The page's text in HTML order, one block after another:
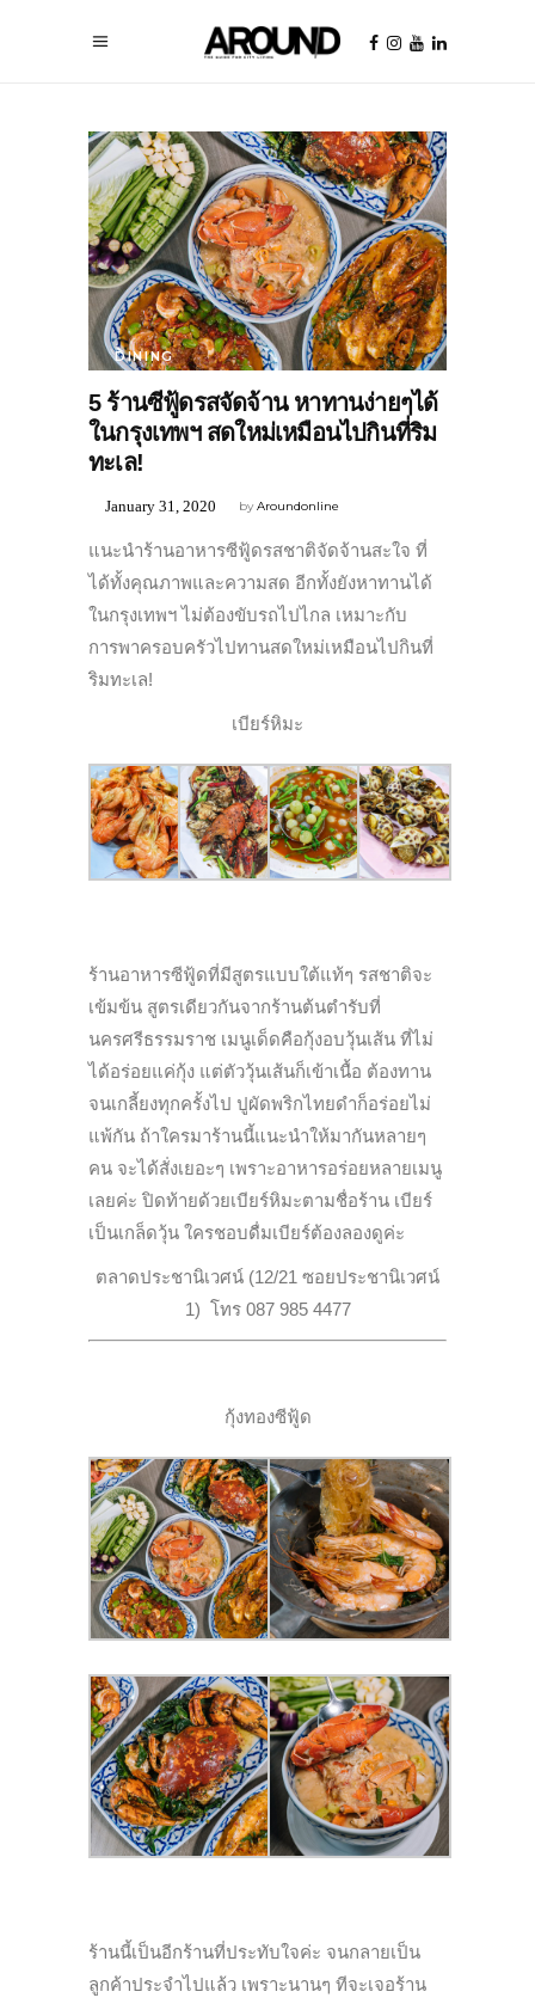
DINING
5 ร้านซีฟู้ดรสจัดจ้าน หาทานง่ายๆได้
ในกรุงเทพฯ สดใหม่เหมือนไปกินที่ริม
ทะเล!
byAroundonline
January 31, 2020
แนะนำร้านอาหารซีฟู้ดรสชาติจัดจ้านสะใจ ที่
ได้ทั้งคุณภาพและความสด อีกทั้งยังหาทานได้
ในกรุงเทพฯ ไม่ต้องขับรถไปไกล เหมาะกับ
การพาครอบครัวไปทานสดใหม่เหมือนไปกินที่
ริมทะเล!
เบียร์หิมะ
ร้านอาหารซีฟู้ดที่มีสูตรแบบใต้แท้ๆ รสชาติจะ
เข้มข้น สูตรเดียวกันจากร้านต้นตำรับที่
นครศรีธรรมราช เมนูเด็ดคือกุ้งอบวุ้นเส้น ที่ไม่
ได้อร่อยแค่กุ้ง แต่ตัววุ้นเส้นก็เข้าเนื้อ ต้องทาน
จนเกลี้ยงทุกครั้งไป ปูผัดพริกไทยดำก็อร่อยไม่
แพ้กัน ถ้าใครมาร้านนี้แนะนำให้มากันหลายๆ
คน จะได้สั่งเยอะๆ เพราะอาหารอร่อยหลายเมนู
เลยค่ะ ปิดท้ายด้วยเบียร์หิมะตามชื่อร้าน เบียร์
เป็นเกล็ดวุ้น ใครชอบดื่มเบียร์ต้องลองดูค่ะ
ตลาดประชานิเวศน์ (12/21 ซอยประชานิเวศน์
1) โทร 087 985 4477
กุ้งทองซีฟู้ด
ร้านนี้เป็นอีกร้านที่ประทับใจค่ะ จนกลายเป็น
ลูกค้าประจำไปแล้ว เพราะนานๆ ทีจะเจอร้าน